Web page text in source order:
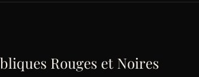
Rouges et Noires